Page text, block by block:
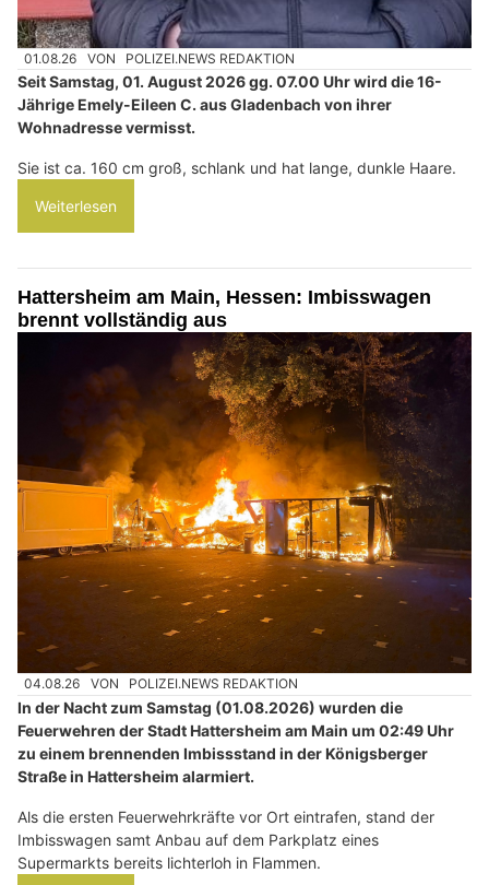
01.08.26 VON POLIZEI.NEWS REDAKTION
Seit Samstag, 01. August 2026 gg. 07.00 Uhr wird die 16-
Jährige Emely-Eileen C. aus Gladenbach von ihrer
Wohnadresse vermisst.
Sie ist ca. 160 cm groß, schlank und hat lange, dunkle Haare.
Weiterlesen
Hattersheim am Main, Hessen: Imbisswagen
brennt vollständig aus
04.08.26 VON POLIZEI.NEWS REDAKTION
In der Nacht zum Samstag (01.08.2026) wurden die
Feuerwehren der Stadt Hattersheim am Main um 02:49 Uhr
zu einem brennenden Imbissstand in der Königsberger
Straße in Hattersheim alarmiert.
Als die ersten Feuerwehrkräfte vor Ort eintrafen, stand der
Imbisswagen samt Anbau auf dem Parkplatz eines
Supermarkts bereits lichterloh in Flammen.